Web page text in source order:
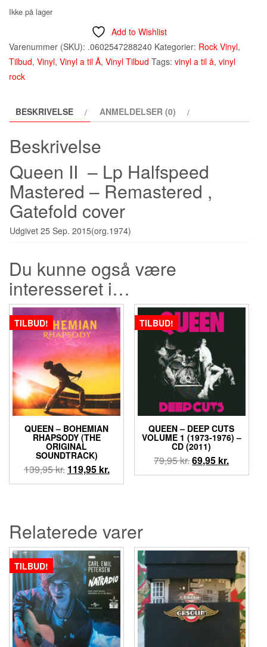
Ikke på lager
Add to Wishlist
Varenummer (SKU): .0602547288240 Kategorier: Rock Vinyl,
Tilbud, Vinyl, Vinyl a til Å, Vinyl Tilbud Tags: vinyl a til å, vinyl
rock
BESKRIVELSE ANMELDELSER (0)
Beskrivelse
Queen II – Lp Halfspeed
Mastered – Remastered ,
Gatefold cover
Udgivet 25 Sep. 2015(org.1974)
Du kunne også være
interesseret i…
TILBUD!
QUEEN ‎– BOHEMIAN
RHAPSODY (THE
ORIGINAL
SOUNDTRACK)
139,95kr. Den
oprindelige
119,95 kr.Den
aktuelle
TILBUD!
QUEEN ‎– DEEP CUTS
VOLUME 1 (1973-1976) –
CD (2011)
79,95kr.Den
oprindelige
69,95 kr.Den
aktuelle
Relaterede varer
TILBUD!